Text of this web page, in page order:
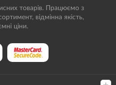
товарів. Працюємо з
відмінна якість,
ціни.